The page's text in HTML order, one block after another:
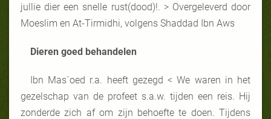
jullie dier een snelle rust(dood)!. > Overgeleverd door
Moeslim en At-Tirmidhi, volgens Shaddad Ibn Aws
Dieren goed behandelen
Ibn Mas`oed r.a. heeft gezegd < We waren in het
gezelschap van de profeet s.a.w. tijden een reis. Hij
zonderde zich af om zijn behoefte te doen. Tijdens